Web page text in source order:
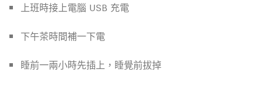
上班時接上電腦 USB 充電
下午茶時間補一下電
睡前一兩小時先插上，睡覺前拔掉